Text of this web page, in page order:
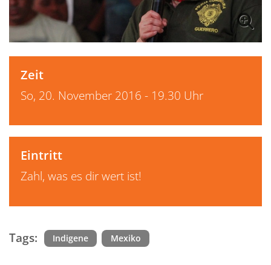
Zeit
So, 20. November 2016 - 19.30 Uhr
Eintritt
Zahl, was es dir wert ist!
Tags: Indigene Mexiko